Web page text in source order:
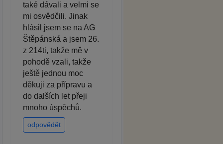
také dávali a velmi se
mi osvědčili. Jinak
hlásil jsem se na AG
Štěpánská a jsem 26.
z 214ti, takže mě v
pohodě vzali, takže
ještě jednou moc
děkuji za přípravu a
do dalších let přeji
mnoho úspěchů.
odpovědět